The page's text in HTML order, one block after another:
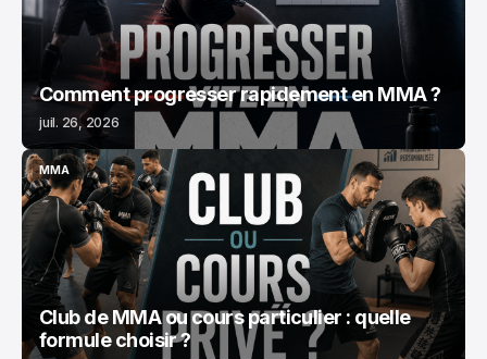
Comment progresser rapidement en MMA ?
juil. 26, 2026
MMA
MMA
Club de MMA ou cours particulier : quelle
formule choisir ?